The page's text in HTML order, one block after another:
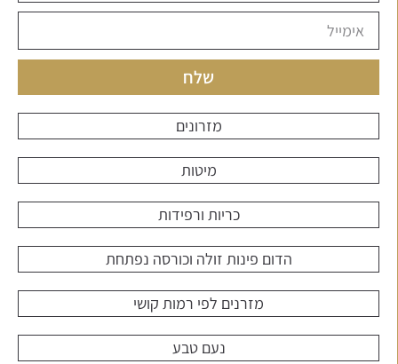
שלח
מזרונים
מיטות
כריות ורפידות
הדום פינות זולה וכורסה נפתחת
מזרנים לפי רמות קושי
נעם טבע